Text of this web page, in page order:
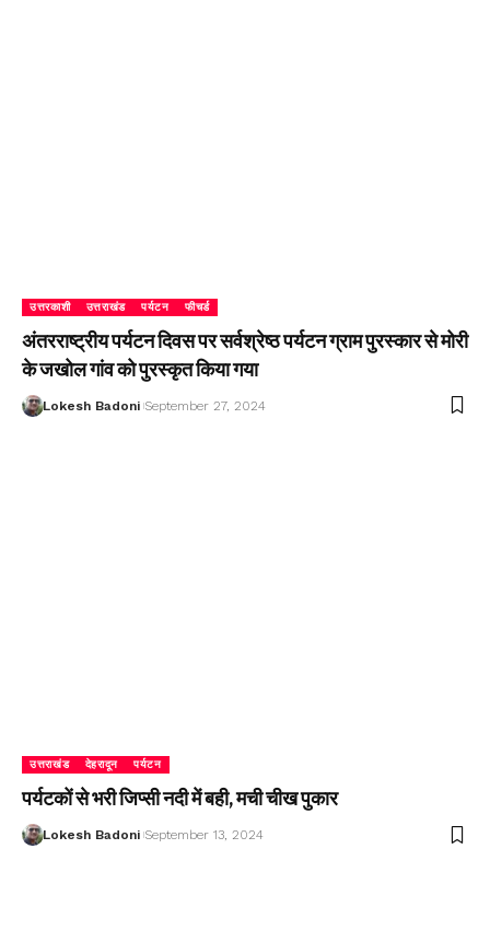
उत्तरकाशी उत्तराखंड पर्यटन फीचर्ड
अंतरराष्ट्रीय पर्यटन दिवस पर सर्वश्रेष्ठ पर्यटन ग्राम पुरस्कार से मोरी
के जखोल गांव को पुरस्कृत किया गया
Lokesh Badoni September 27, 2024
उत्तराखंड देहरादून पर्यटन
पर्यटकों से भरी जिप्सी नदी में बही, मची चीख पुकार
Lokesh Badoni September 13, 2024